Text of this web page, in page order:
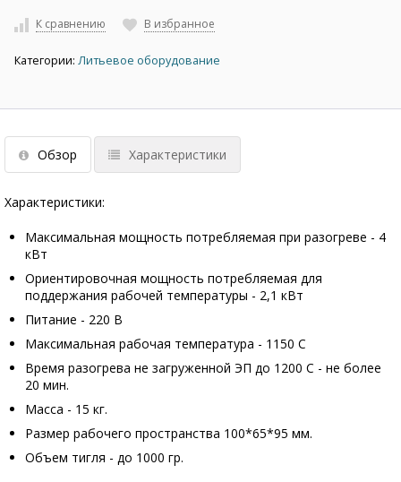
К сравнению В избранное
Категории: Литьевое оборудование
Обзор Характеристики
Характеристики:
Максимальная мощность потребляемая при разогреве - 4
кВт
Ориентировочная мощность потребляемая для
поддержания рабочей температуры - 2,1 кВт
Питание - 220 В
Максимальная рабочая температура - 1150 С
Время разогрева не загруженной ЭП до 1200 С - не более
20 мин.
Масса - 15 кг.
Размер рабочего пространства 100*65*95 мм.
Объем тигля - до 1000 гр.